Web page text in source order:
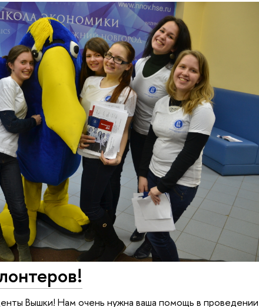
Вышки! Нам очень нужна ваша помощь в проведении